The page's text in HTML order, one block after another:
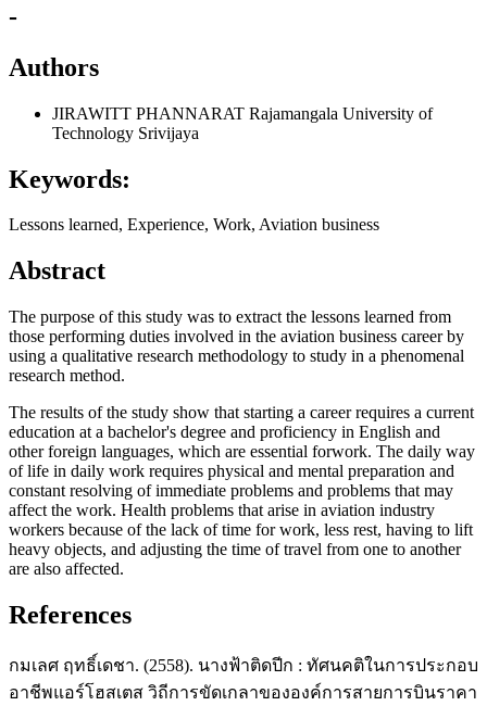
-
Authors
JIRAWITT PHANNARAT Rajamangala University of
Technology Srivijaya
Keywords:
Lessons learned, Experience, Work, Aviation business
Abstract
The purpose of this study was to extract the lessons learned from
those performing duties involved in the aviation business career by
using a qualitative research methodology to study in a phenomenal
research method.
The results of the study show that starting a career requires a current
education at a bachelor's degree and proficiency in English and
other foreign languages, which are essential forwork. The daily way
of life in daily work requires physical and mental preparation and
constant resolving of immediate problems and problems that may
affect the work. Health problems that arise in aviation industry
workers because of the lack of time for work, less rest, having to lift
heavy objects, and adjusting the time of travel from one to another
are also affected.
References
กมเลศ ฤทธิ์เดชา. (2558). นางฟ้าติดปีก : ทัศนคติในการประกอบ
อาชีพแอร์โฮสเตส วิถีการขัดเกลาขององค์การสายการบินราคา